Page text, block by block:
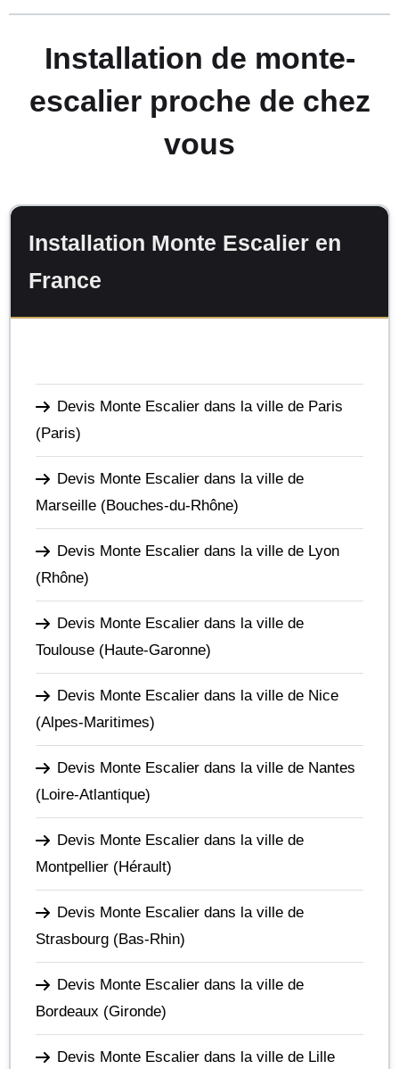
Installation de monte-
escalier proche de chez
vous
Installation Monte Escalier en
France
Devis Monte Escalier dans la ville de Paris
(Paris)
Devis Monte Escalier dans la ville de
Marseille (Bouches-du-Rhône)
Devis Monte Escalier dans la ville de Lyon
(Rhône)
Devis Monte Escalier dans la ville de
Toulouse (Haute-Garonne)
Devis Monte Escalier dans la ville de Nice
(Alpes-Maritimes)
Devis Monte Escalier dans la ville de Nantes
(Loire-Atlantique)
Devis Monte Escalier dans la ville de
Montpellier (Hérault)
Devis Monte Escalier dans la ville de
Strasbourg (Bas-Rhin)
Devis Monte Escalier dans la ville de
Bordeaux (Gironde)
Devis Monte Escalier dans la ville de Lille